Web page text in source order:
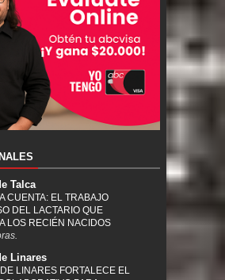
Talca
CUENTA: EL TRABAJO
DEL LACTARIO QUE
LOS RECIÉN NACIDOS
Linares
LINARES FORTALECE EL